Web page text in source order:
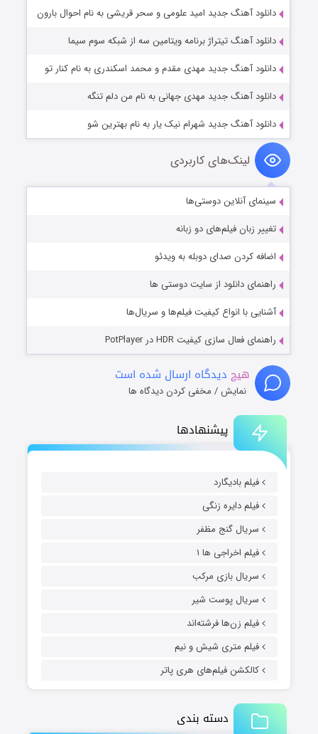
پیشنهادها
فیلم بادیگارد
فیلم دایره زنگی
سریال گنج مظفر
فیلم اخراجی ها ۱
سریال بازی مرکب
سریال پوست شیر
فیلم زن‌ها فرشته‌اند
فیلم متری شیش و نیم
کالکشن فیلم‌های هری پاتر
دسته بندی
دانلود آهنگ جدید امید علومی و سحر قریشی به نام احوال بارون
دانلود آهنگ تیتراژ برنامه ویتامین سه از شبکه سوم سیما
دانلود آهنگ جدید مهدی مقدم و محمد اسکندری به نام کنار تو
دانلود آهنگ جدید مهدی جهانی به نام من دلم تنگه
دانلود آهنگ جدید شهرام نیک یار به نام بهترین شو
لینک‌های کاربردی
سینمای آنلاین دوستی‌ها
تغییر زبان فیلم‌های دو زبانه
اضافه کردن صدای دوبله به ویدئو
راهنمای دانلود از سایت دوستی ها
آشنایی با انواع کیفیت فیلم‌ها و سریال‌ها
راهنمای فعال سازی کیفیت HDR در PotPlayer
هیچ دیدگاه ارسال شده است
نمایش / مخفی کردن دیدگاه ها